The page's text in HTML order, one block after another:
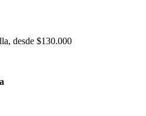
desde $130.000